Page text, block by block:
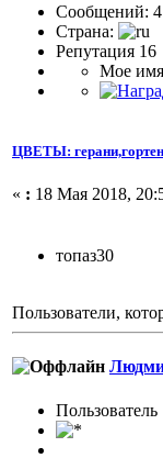
Сообщений: 4
Страна:
Репутация 16
Мое
ЦВЕТЫ:
« : 18 Мая 2018,
топаз30
Пользователи,
Пользователь